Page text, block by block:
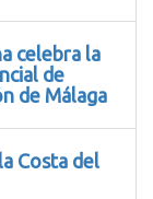
celebra la
de
de Málaga
Costa del